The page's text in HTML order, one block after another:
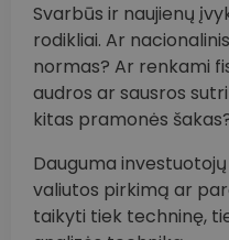
Svarbūs ir naujienų
rodikliai. Ar
normas? Ar renkami
audros ar sausros
kitas pramonės
Dauguma
valiutos pirkimą ar
taikyti tiek techninę,